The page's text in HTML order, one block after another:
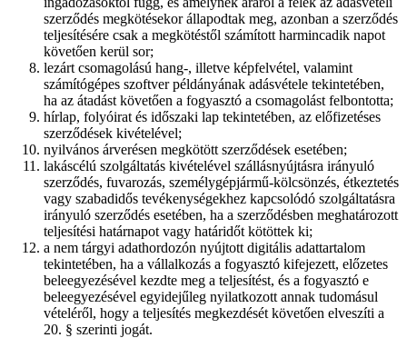
szerződés megkötésekor állapodtak meg, azonban a szerződés
teljesítésére csak a megkötéstől számított harmincadik napot
követően kerül sor;
lezárt csomagolású hang-, illetve képfelvétel, valamint
számítógépes szoftver példányának adásvétele tekintetében,
ha az átadást követően a fogyasztó a csomagolást felbontotta;
hírlap, folyóirat és időszaki lap tekintetében, az előfizetéses
szerződések kivételével;
nyilvános árverésen megkötött szerződések esetében;
lakáscélú szolgáltatás kivételével szállásnyújtásra irányuló
szerződés, fuvarozás, személygépjármű-kölcsönzés, étkeztetés
vagy szabadidős tevékenységekhez kapcsolódó szolgáltatásra
irányuló szerződés esetében, ha a szerződésben meghatározott
teljesítési határnapot vagy határidőt kötöttek ki;
a nem tárgyi adathordozón nyújtott digitális adattartalom
tekintetében, ha a vállalkozás a fogyasztó kifejezett, előzetes
beleegyezésével kezdte meg a teljesítést, és a fogyasztó e
beleegyezésével egyidejűleg nyilatkozott annak tudomásul
vételéről, hogy a teljesítés megkezdését követően elveszíti a
20. § szerinti jogát.